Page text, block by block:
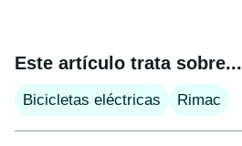
Este artículo trata sobre...
Bicicletas eléctricas Rimac